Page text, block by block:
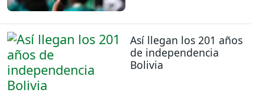
Así llegan los 201 años
de independencia
Bolivia